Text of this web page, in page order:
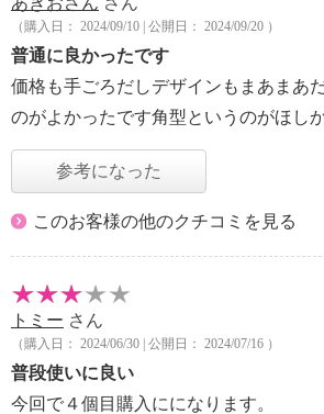
（購入日： 2024/09/10 | 公開日： 2024/09/20 ）
普通に良かったです
価格も手ごろだしデザインもまあまあ
のがよかったです角型というのがほし
参考になった
このお客様の他のクチコミを見る
トミー さん
（購入日： 2024/06/30 | 公開日： 2024/07/16 ）
普段使いに良い
今回で４個目購入にになります。